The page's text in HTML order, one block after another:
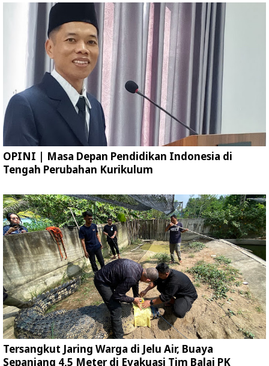
OPINI | Masa Depan Pendidikan Indonesia di
Tengah Perubahan Kurikulum
Tersangkut Jaring Warga di Jelu Air, Buaya
Sepanjang 4,5 Meter di Evakuasi Tim Balai PK